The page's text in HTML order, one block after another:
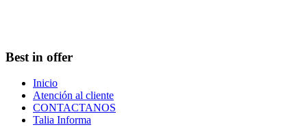
Best in offer
Inicio
Atención al cliente
CONTACTANOS
Talia Informa